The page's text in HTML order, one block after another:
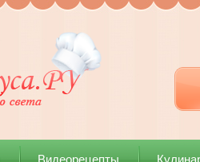
Видеорецепты